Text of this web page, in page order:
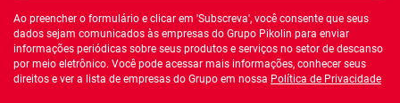
Ao preencher o formulário e clicar em 'Subscreva', você consente que seus
dados sejam comunicados às empresas do Grupo Pikolin para enviar
informações periódicas sobre seus produtos e serviços no setor de descanso
por meio eletrônico. Você pode acessar mais informações, conhecer seus
direitos e ver a lista de empresas do Grupo em nossa Política de Privacidade